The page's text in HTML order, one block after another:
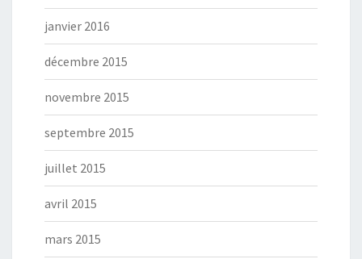
janvier 2016
décembre 2015
novembre 2015
septembre 2015
juillet 2015
avril 2015
mars 2015